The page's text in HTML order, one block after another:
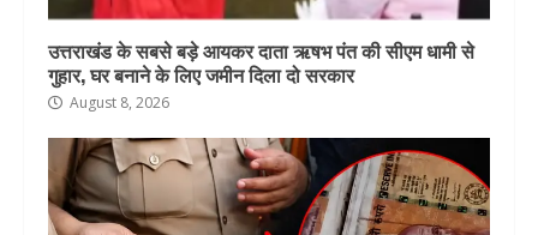
उत्तराखंड के सबसे बड़े आयकर दाता ऋषभ पंत की सीएम धामी से
गुहार, घर बनाने के लिए जमीन दिला दो सरकार
August 8, 2026